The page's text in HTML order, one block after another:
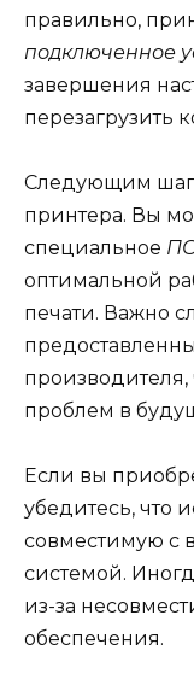
правильно,
подключенное
завершения
перезагрузить
Следующим
принтера. Вы
специальное
оптимальной
печати. Важно
проблем в
Если вы
убедитесь, что
совместимую с
системой.
из-за
обеспечения.